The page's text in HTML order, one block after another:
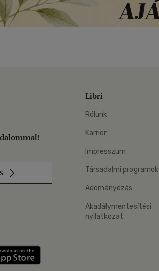
Szerezd meg: Google Play
Libri
Rólunk
Karrier
Impresszum
Társadalmi programok
Adományozás
Akadálymentesítési
nyilatkozat